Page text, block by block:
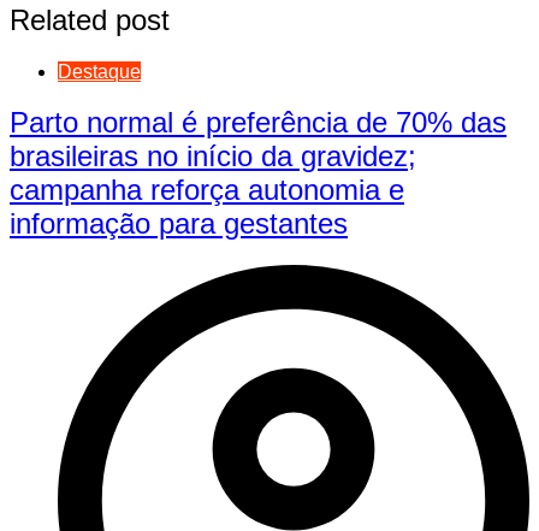
Related post
Destaque
Parto normal é preferência de 70% das
brasileiras no início da gravidez;
campanha reforça autonomia e
informação para gestantes